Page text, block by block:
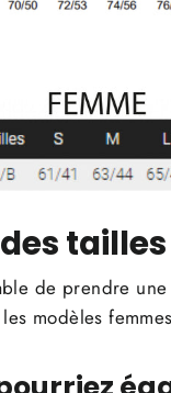
tailles
de prendre une
modèles